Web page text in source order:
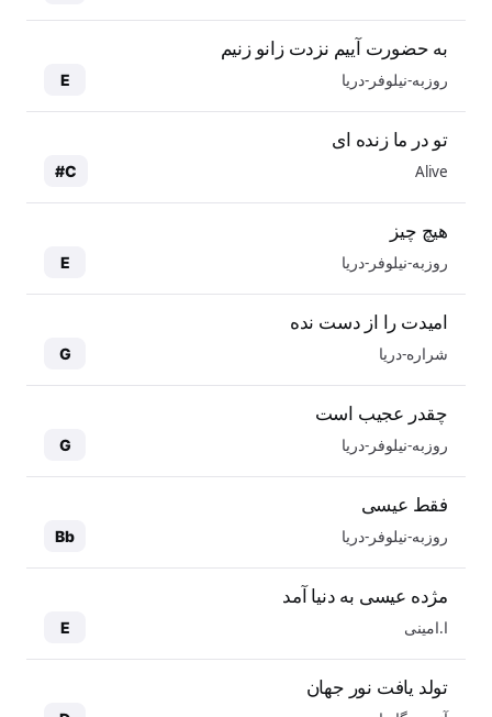
به حضورت آییم نزدت زانو زنیم
روزبه-نیلوفر-دریا E
تو در ما زنده ای
Alive
C#
هیچ چیز
روزبه-نیلوفر-دریا E
امیدت را از دست نده
شراره-دریا G
چقدر عجیب است
روزبه-نیلوفر-دریا G
فقط عیسی
روزبه-نیلوفر-دریا Bb
مژده عیسی به دنیا آمد
ا.امینی E
تولد یافت نور جهان